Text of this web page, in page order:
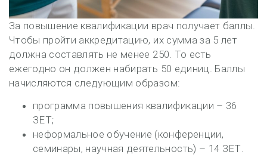
За повышение квалификации врач получает баллы.
Чтобы пройти аккредитацию, их сумма за 5 лет
должна составлять не менее 250. То есть
ежегодно он должен набирать 50 единиц. Баллы
начисляются следующим образом:
программа повышения квалификации – 36
ЗЕТ;
неформальное обучение (конференции,
семинары, научная деятельность) – 14 ЗЕТ.